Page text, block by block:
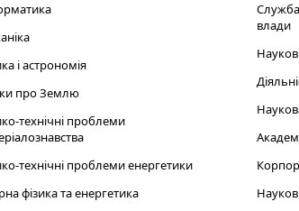
і астрономія
про Землю
технічні проблеми
технічні проблеми енергетики
фізика та енергетика
Служба
влади